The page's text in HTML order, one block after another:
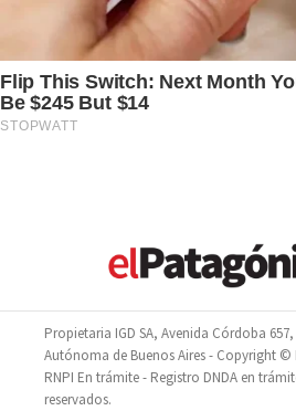
Propietaria IGD SA, Avenida Córdoba
Autónoma de Buenos Aires - Copyright
RNPI En trámite - Registro DNDA en
reservados.